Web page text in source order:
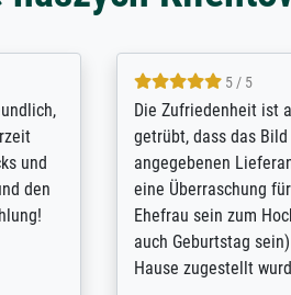
1.
bei
der
4.8 / 5
Hervorragende
vieles anpassen
Randentfernung,
Kontrast und
Kontaktperson per
Kunstdruck) wurde
sehr starke Papprolle